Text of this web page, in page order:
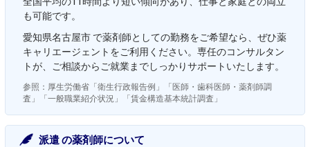
も可能です。
愛知県名古屋市 で薬剤師としての勤務をご希望なら、ぜひ薬
キャリエージェントをご利用ください。専任のコンサルタン
トが、ご相談からご就業までしっかりサポートいたします。
参照：厚生労働省「衛生行政報告例」「医師・歯科医師・薬剤師調
査」「一般職業紹介状況」「賃金構造基本統計調査」
派遣 の薬剤師について